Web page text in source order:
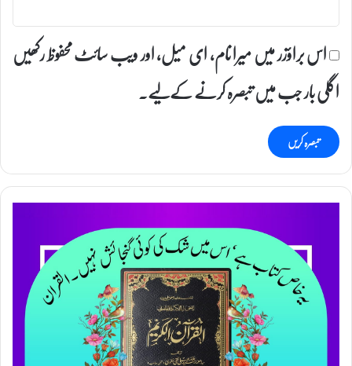
اس براؤزر میں میرا نام، ای میل، اور ویب سائٹ محفوظ رکھیں
اگلی بار جب میں تبصرہ کرنے کےلیے۔